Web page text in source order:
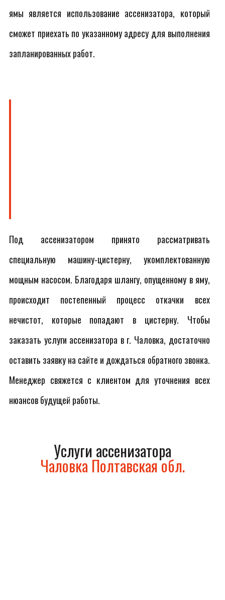
ямы является использование ассенизатора, который
сможет приехать по указанному адресу для выполнения
запланированных работ.
Под ассенизатором принято рассматривать
специальную машину-цистерну, укомплектованную
мощным насосом. Благодаря шлангу, опущенному в яму,
происходит постепенный процесс откачки всех
нечистот, которые попадают в цистерну. Чтобы
заказать услуги ассенизатора в г. Чаловка, достаточно
оставить заявку на сайте и дождаться обратного звонка.
Менеджер свяжется с клиентом для уточнения всех
нюансов будущей работы.
Услуги ассенизатора
Чаловка Полтавская обл.